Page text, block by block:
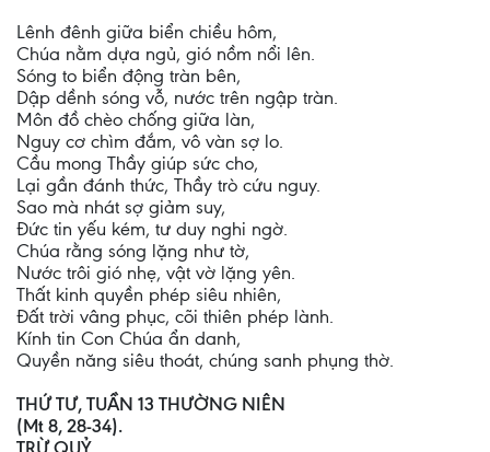
Lênh đênh giữa biển chiều hôm,
Chúa nằm dựa ngủ, gió nồm nổi lên.
Sóng to biển động tràn bên,
Dập dềnh sóng vỗ, nước trên ngập tràn.
Môn đồ chèo chống giữa làn,
Nguy cơ chìm đắm, vô vàn sợ lo.
Cầu mong Thầy giúp sức cho,
Lại gần đánh thức, Thầy trò cứu nguy.
Sao mà nhát sợ giảm suy,
Đức tin yếu kém, tư duy nghi ngờ.
Chúa rằng sóng lặng như tờ,
Nước trôi gió nhẹ, vật vờ lặng yên.
Thất kinh quyền phép siêu nhiên,
Đất trời vâng phục, cõi thiên phép lành.
Kính tin Con Chúa ẩn danh,
Quyền năng siêu thoát, chúng sanh phụng thờ.
THỨ TƯ, TUẦN 13 THƯỜNG NIÊN
(Mt 8, 28-34).
TRỪ QUỶ